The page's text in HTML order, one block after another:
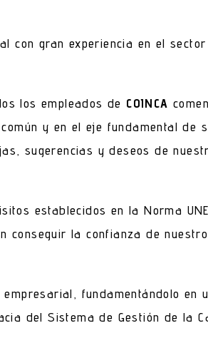
con gran experiencia en el sector
los empleados de COINCA
y en el eje fundamental de
sugerencias y deseos de
establecidos en la Norma
conseguir la confianza de
fundamentándolo en
del Sistema de Gestión de la